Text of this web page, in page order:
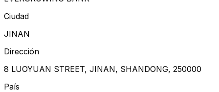
Ciudad
JINAN
Dirección
8 LUOYUAN STREET, JINAN, SHANDONG, 250000
País